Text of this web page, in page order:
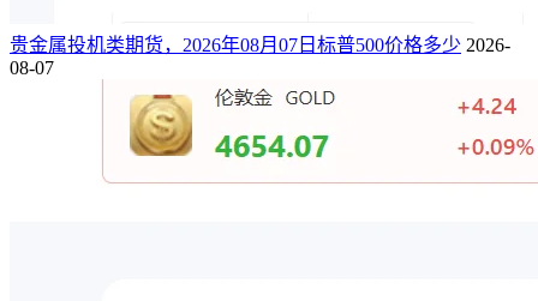
贵金属投机类期货，2026年08月07日标普500价格多少 2026-
08-07